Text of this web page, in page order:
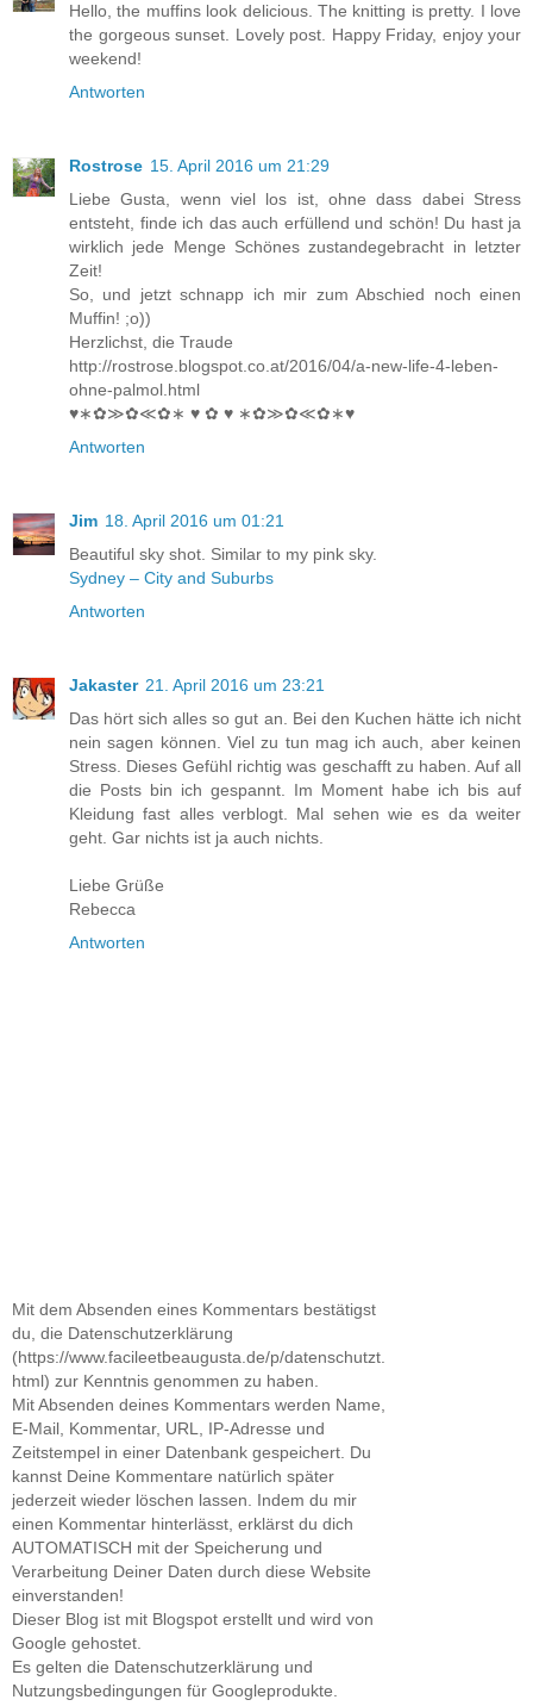
Hello, the muffins look delicious. The knitting is pretty. I love
the gorgeous sunset. Lovely post. Happy Friday, enjoy your
weekend!
Antworten
Rostrose 15. April 2016 um 21:29
Liebe Gusta, wenn viel los ist, ohne dass dabei Stress
entsteht, finde ich das auch erfüllend und schön! Du hast ja
wirklich jede Menge Schönes zustandegebracht in letzter
Zeit!
So, und jetzt schnapp ich mir zum Abschied noch einen
Muffin! ;o))
Herzlichst, die Traude
http://rostrose.blogspot.co.at/2016/04/a-new-life-4-leben-
ohne-palmol.html
♥∗✿≫✿≪✿∗ ♥ ✿ ♥ ∗✿≫✿≪✿∗♥
Antworten
Jim 18. April 2016 um 01:21
Beautiful sky shot. Similar to my pink sky.
Sydney – City and Suburbs
Antworten
Jakaster 21. April 2016 um 23:21
Das hört sich alles so gut an. Bei den Kuchen hätte ich nicht
nein sagen können. Viel zu tun mag ich auch, aber keinen
Stress. Dieses Gefühl richtig was geschafft zu haben. Auf all
die Posts bin ich gespannt. Im Moment habe ich bis auf
Kleidung fast alles verblogt. Mal sehen wie es da weiter
geht. Gar nichts ist ja auch nichts.
Liebe Grüße
Rebecca
Antworten
Mit dem Absenden eines Kommentars bestätigst
du, die Datenschutzerklärung
(https://www.facileetbeaugusta.de/p/datenschutzt.
html) zur Kenntnis genommen zu haben.
Mit Absenden deines Kommentars werden Name,
E-Mail, Kommentar, URL, IP-Adresse und
Zeitstempel in einer Datenbank gespeichert. Du
kannst Deine Kommentare natürlich später
jederzeit wieder löschen lassen. Indem du mir
einen Kommentar hinterlässt, erklärst du dich
AUTOMATISCH mit der Speicherung und
Verarbeitung Deiner Daten durch diese Website
einverstanden!
Dieser Blog ist mit Blogspot erstellt und wird von
Google gehostet.
Es gelten die Datenschutzerklärung und
Nutzungsbedingungen für Googleprodukte.